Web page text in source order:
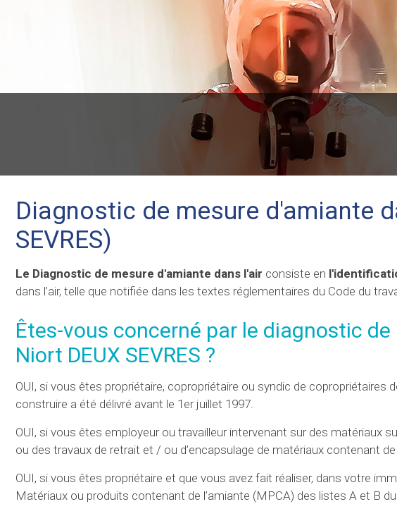
Diagnostic de mesure d'amiante
SEVRES)
Le Diagnostic de mesure d'amiante dans l'air consiste en
dans l’air, telle que notifiée dans les textes réglementaires du Code du
Êtes-vous concerné par le diagnostic
Niort DEUX SEVRES ?
OUI, si vous êtes propriétaire, copropriétaire ou syndic de copropriétaires
construire a été délivré avant le 1er juillet 1997.
OUI, si vous êtes employeur ou travailleur intervenant sur des matériaux
ou des travaux de retrait et / ou d’encapsulage de matériaux contenant de
OUI, si vous êtes propriétaire et que vous avez fait réaliser, dans votre
Matériaux ou produits contenant de l’amiante (MPCA) des listes A et B